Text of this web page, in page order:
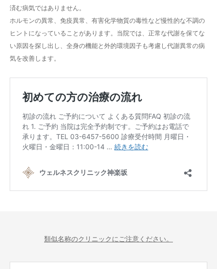
済む病気ではありません。
ホルモンの異常、免疫異常、有害化学物質の毒性など慢性的な不調の
ヒントになっていることがあります。当院では、正常な代謝を保てな
い原因を探し出し、全身の機能と外的環境因子も考慮し代謝異常の病
気を改善します。
類似名称のクリニックにご注意ください。